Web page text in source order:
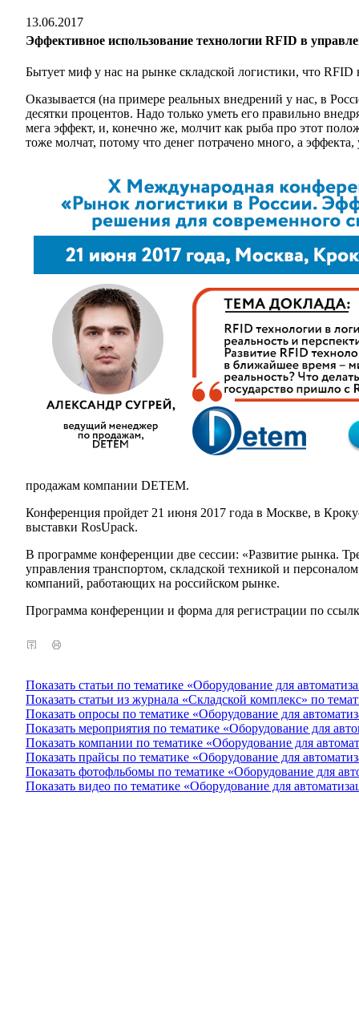
13.06.2017
Эффективное использование технологии RFID в
Бытует миф у нас на рынке складской логистики, что
Оказывается (на примере реальных внедрений у нас, в
десятки процентов. Надо только уметь его правильно
мега эффект, и, конечно же, молчит как рыба про этот
тоже молчат, потому что денег потрачено много, а
продажам компании DETEM.
Конференция пройдет 21 июня 2017 года в Москве, в
выставки RosUpack.
В программе конференции две сессии: «Развитие рынка.
управления транспортом, складской техникой и
компаний, работающих на российском рынке.
Программа конференции и форма для регистрации по
Показать статьи по тематике «Оборудование для
Показать статьи из журнала «Складской комплекс» по
Показать опросы по тематике «Оборудование для
Показать мероприятия по тематике «Оборудование для
Показать компании по тематике «Оборудование для
Показать прайсы по тематике «Оборудование для
Показать фотофльбомы по тематике «Оборудование для
Показать видео по тематике «Оборудование для